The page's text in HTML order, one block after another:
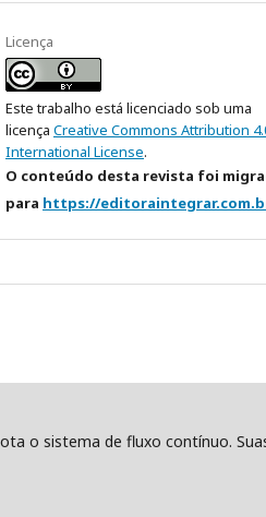
Licença
Este trabalho está licenciado sob uma
licença Creative Commons Attribution
International License.
O conteúdo desta revista foi
para https://
o sistema de fluxo contínuo.